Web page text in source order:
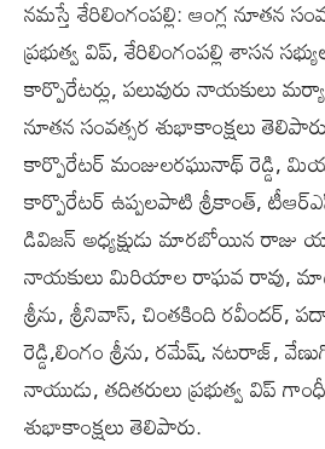
నమస్తే శేరిలింగంపల్లి: ఆంగ్ల నూతన
ప్రభుత్వ విప్, శేరిలింగంపల్లి శాసన
కార్పొరేటర్లు, పలువురు నాయకులు
నూతన సంవత్సర శుభాకాంక్షలు
కార్పొరేటర్ మంజులరఘునాథ్ రెడ్డి,
కార్పొరేటర్ ఉప్పలపాటి శ్రీకాంత్,
డివిజన్ అధ్యక్షుడు మారబోయిన రాజు
నాయకులు మిరియాల రాఘవ రావు,
శ్రీను, శ్రీనివాస్, చింతకింది రవీందర్,
రెడ్డి,లింగం శ్రీను, రమేష్, నటరాజ్,
నాయుడు, తదితరులు ప్రభుత్వ విప్‌
శుభాకాంక్షలు తెలిపారు.